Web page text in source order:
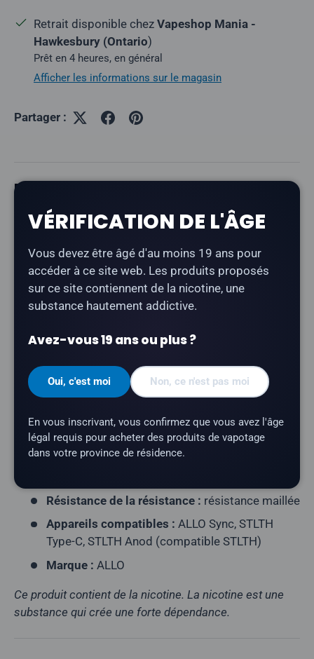
Retrait disponible chez Vapeshop Mania -
Hawkesbury (Ontario)
Prêt en 4 heures, en général
Afficher les informations sur le magasin
Partager :
Description
La cartouche Allo Sync Pod au parfum « Guava Ice »
savoureuse. Ce format de cartouche compatible avec
STLTH s'adapte aux appareils ALLO Sync, STLTH Type-
C et STLTH Anod.
(compatible STLTH)
Contenu du paquet :3 dosettes par paquet
Capacité en e-liquide :2 ml par pod
Nombre de bouffées :environ 400 bouffées par
cartouche
Résistance de la résistance : résistance maillée
Appareils compatibles : ALLO Sync, STLTH
Type-C, STLTH Anod (compatible STLTH)
Marque : ALLO
Ce produit contient de la nicotine. La nicotine est une
substance qui crée une forte dépendance.
VÉRIFICATION DE L'ÂGE
Vous devez être âgé d'au moins 19 ans pour
accéder à ce site web. Les produits proposés
sur ce site contiennent de la nicotine, une
substance hautement addictive.
Avez-vous 19 ans ou plus ?
Oui, c'est moi Non, ce n'est pas moi
En vous inscrivant, vous confirmez que vous avez l'âge
légal requis pour acheter des produits de vapotage
dans votre province de résidence.